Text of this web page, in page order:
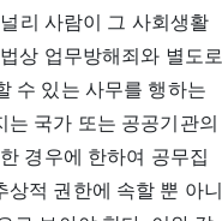
리 사람이 그 사회생활
상 업무방해죄와 별도로
수 있는 사무를 행하는
국가 또는 공공기관의
경우에 한하여 공무집
적 권한에 속할 뿐 아니